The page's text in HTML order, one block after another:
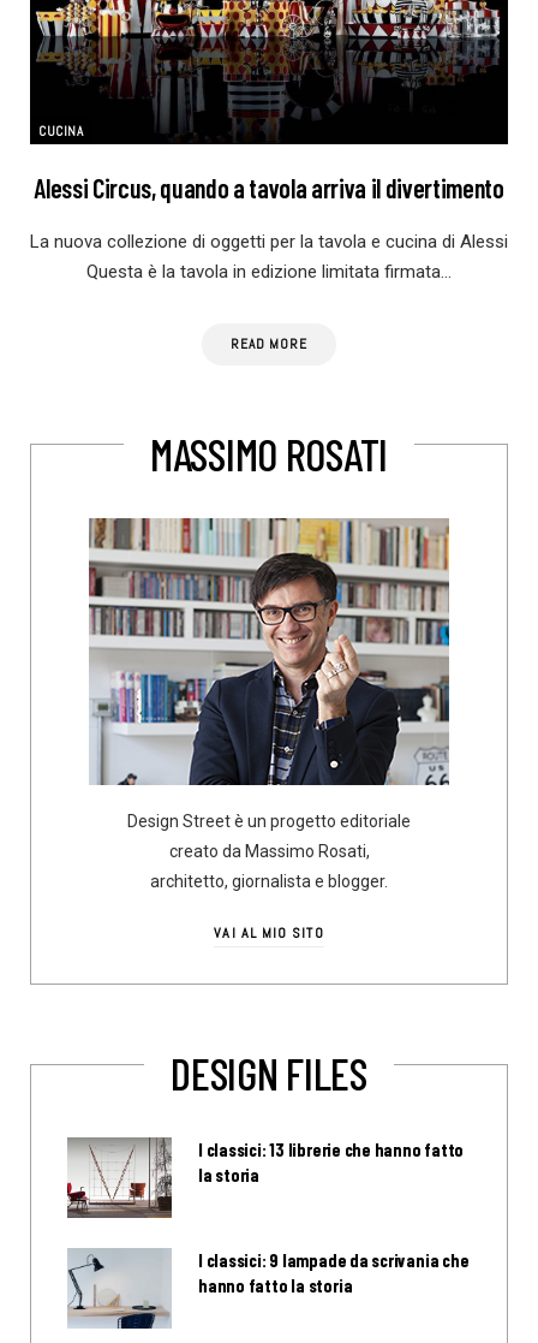
CUCINA
Alessi Circus, quando a tavola arriva il divertimento
La nuova collezione di oggetti per la tavola e cucina di Alessi
Questa è la tavola in edizione limitata firmata…
READ MORE
MASSIMO ROSATI
Design Street è un progetto editoriale
creato da Massimo Rosati,
architetto, giornalista e blogger.
VAI AL MIO SITO
DESIGN FILES
I classici: 13 librerie che hanno fatto
la storia
I classici: 9 lampade da scrivania che
hanno fatto la storia